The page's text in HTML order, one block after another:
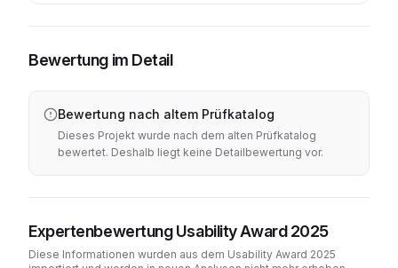
Bewertung im Detail
Bewertung nach altem Prüfkatalog
Dieses Projekt wurde nach dem alten Prüfkatalog
bewertet. Deshalb liegt keine Detailbewertung vor.
Expertenbewertung Usability Award 2025
Diese Informationen wurden aus dem Usability Award 2025